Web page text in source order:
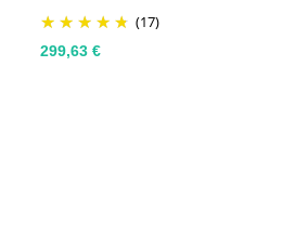
(17)
Preço
299,63 €